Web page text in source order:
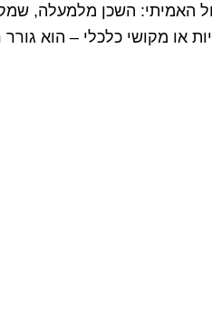
האמיתי: השכן מלמעלה,
או מקושי כלכלי – הוא